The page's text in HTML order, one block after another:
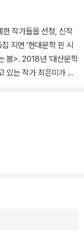
작가들을 선정, 신작
집 지면 '현대문학 핀 시
봄>. 2018년 '대산문학
있는 작가 최은미가 내
'나' 정수진은 등단작
이다. 꾸준히 소설을 쓰
났던 살인사건을 배경